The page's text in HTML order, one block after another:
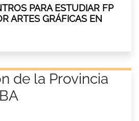
PARA ESTUDIAR FP
ARTES GRÁFICAS EN
de la Provincia